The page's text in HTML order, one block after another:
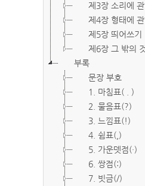
제3장 소리에
제4장 형태에
제5장 띄어쓰기
제6장 그 밖의
부록
문장 부호
1. 마침표( . )
2. 물음표(?)
3. 느낌표(!)
4. 쉼표(,)
5. 가운뎃점(·)
6. 쌍점(:)
7. 빗금(/)